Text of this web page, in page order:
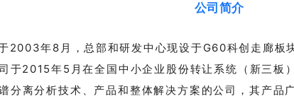
公司简介
2003年8月，总部和研发中心现设于G60科创走廊
于2015年5月在全国中小企业股份转让系统（新三
分离分析技术、产品和整体解决方案的公司，其产